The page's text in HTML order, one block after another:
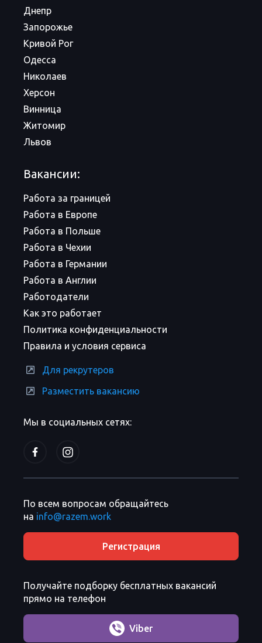
Мы в социальных сетях:
Днепр
Запорожье
Кривой Рог
Одесса
Николаев
Херсон
Винница
Житомир
Львов
Вакансии:
Работа за границей
Работа в Европе
Работа в Польше
Работа в Чехии
Работа в Германии
Работа в Англии
Работодатели
Как это работает
Политика конфиденциальности
Правила и условия сервиса
Для рекрутеров
Разместить вакансию
По всем вопросам обращайтесь
на info@razem.work
Регистрация
Получайте подборку бесплатных вакансий
прямо на телефон
Viber